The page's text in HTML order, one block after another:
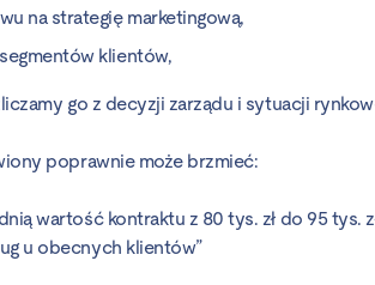
na strategię marketingową,
klientów,
go z decyzji zarządu i sytuacji
poprawnie może brzmieć:
wartość kontraktu z 80 tys. zł do 95 tys.
u obecnych klientów”